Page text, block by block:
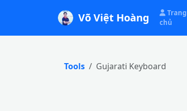
Võ Việt Hoàng
Trang
chủ
Tools Gujarati Keyboard